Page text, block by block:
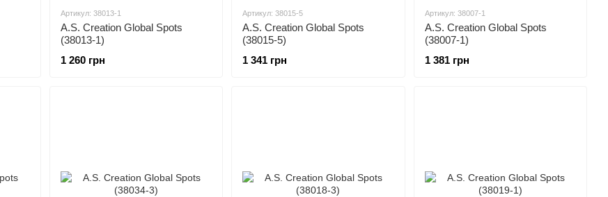
Артикул: 38013-1
A.S. Creation Global Spots
(38013-1)
1 260 грн
Артикул: 38015-5
A.S. Creation Global Spots
(38015-5)
1 341 грн
Артикул: 38007-1
A.S. Creation Global Spots
(38007-1)
1 381 грн